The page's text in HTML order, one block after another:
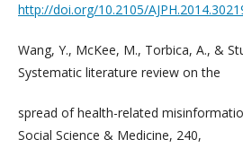
http://doi.org/10.2105/
Wang, Y., McKee, M., Torbica, A., &
Systematic literature review on the
spread of health-related
Social Science & Medicine, 240,